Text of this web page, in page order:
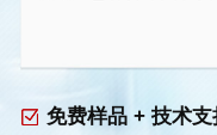
免费样品 + 技术支